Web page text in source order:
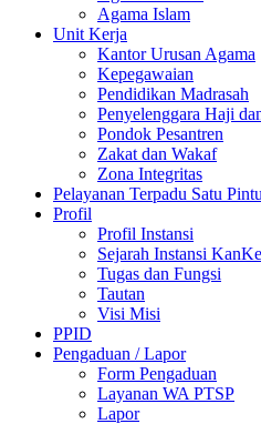
Agama Islam
Unit Kerja
Kantor Urusan Agama
Kepegawaian
Pendidikan Madrasah
Penyelenggara Haji
Pondok Pesantren
Zakat dan Wakaf
Zona Integritas
Pelayanan Terpadu Satu Pintu
Profil
Profil Instansi
Sejarah Instansi
Tugas dan Fungsi
Tautan
Visi Misi
PPID
Pengaduan / Lapor
Form Pengaduan
Layanan WA PTSP
Lapor